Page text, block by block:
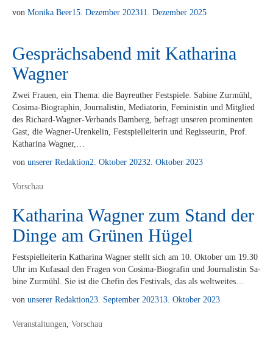
von Monika Beer15. Dezember 202311. Dezember 2025
Gesprächsabend mit Katharina
Wagner
Zwei Frau­en, ein The­ma: die Bay­reu­ther Fest­spie­le. Sa­bi­ne Zur­mühl,
Co­­si­­ma-Bio­­­gra­­phin, Jour­na­lis­tin, Me­dia­to­rin, Fe­mi­nis­tin und Mit­glied
des Ri­­chard-Wa­g­­ner-Ver­­­bands Bam­berg, be­fragt un­se­ren pro­mi­nen­ten
Gast, die Wa­g­­ner-Ur­en­ke­­lin, Fest­spiel­lei­te­rin und Re­gis­seu­rin, Prof.
Ka­tha­ri­na Wagner,…
von unserer Redaktion2. Oktober 20232. Oktober 2023
Vorschau
Katharina Wagner zum Stand der
Dinge am Grünen Hügel
Fest­spiel­lei­te­rin Ka­tha­ri­na Wag­ner stellt sich am 10. Ok­to­ber um 19.30
Uhr im Ku­fa­saal den Fra­gen von Co­­si­­ma-Bio­­­gra­­fin und Jour­na­lis­tin Sa­
bi­ne Zur­mühl. Sie ist die Che­fin des Fes­ti­vals, das als weltweites…
von unserer Redaktion23. September 202313. Oktober 2023
Veranstaltungen, Vorschau